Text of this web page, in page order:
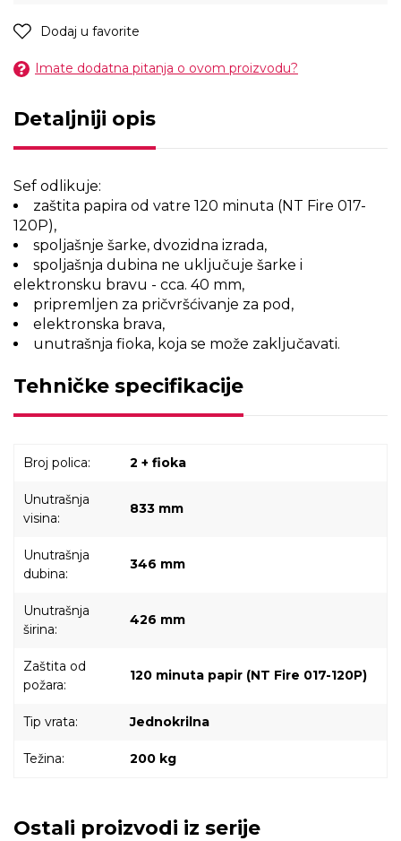
Dodaj u favorite
Imate dodatna pitanja o ovom proizvodu?
Detaljniji opis
Sef odlikuje:
zaštita papira od vatre 120 minuta (NT Fire 017-
120P),
spoljašnje šarke, dvozidna izrada,
spoljašnja dubina ne uključuje šarke i
elektronsku bravu - cca. 40 mm,
pripremljen za pričvršćivanje za pod,
elektronska brava,
unutrašnja fioka, koja se može zaključavati.
Tehničke specifikacije
Broj polica: 2 + fioka
Unutrašnja
visina:
833 mm
Unutrašnja
dubina:
346 mm
Unutrašnja
širina:
426 mm
Zaštita od
požara:
120 minuta papir (NT Fire 017-120P)
Tip vrata: Jednokrilna
Težina: 200 kg
Ostali proizvodi iz serije